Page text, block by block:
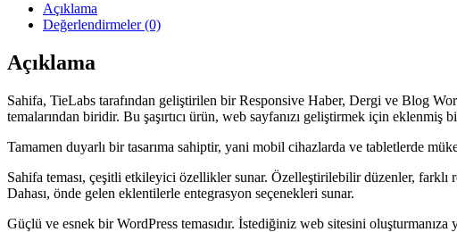
Açıklama
Değerlendirmeler (0)
Açıklama
Sahifa, TieLabs tarafından geliştirilen bir Responsive Haber, Dergi ve Blog
temalarından biridir. Bu şaşırtıcı ürün, web sayfanızı geliştirmek için eklenmiş
Tamamen duyarlı bir tasarıma sahiptir, yani mobil cihazlarda ve tabletlerde
Sahifa teması, çeşitli etkileyici özellikler sunar. Özelleştirilebilir düzenler,
Dahası, önde gelen eklentilerle entegrasyon seçenekleri sunar.
Güçlü ve esnek bir WordPress temasıdır. İstediğiniz web sitesini